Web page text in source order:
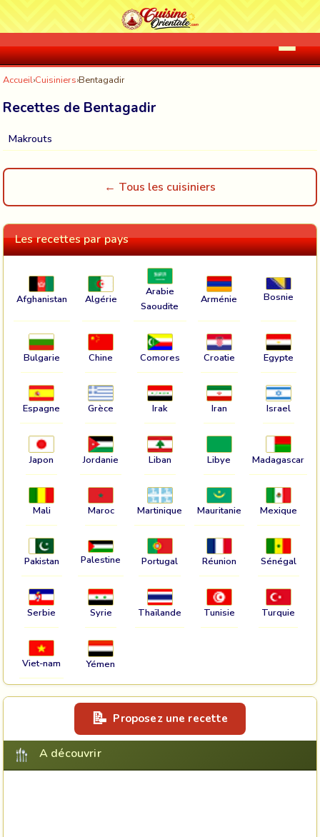
Accueil›Cuisiniers›Bentagadir
Recettes de Bentagadir
Makrouts
← Tous les cuisiniers
Les recettes par pays
Afghanistan Algérie
Arabie
Saoudite
Arménie Bosnie
Bulgarie Chine Comores Croatie Egypte
Espagne Grèce Irak Iran Israel
Japon Jordanie Liban Libye Madagascar
Mali Maroc Martinique Mauritanie Mexique
Pakistan Palestine Portugal Réunion Sénégal
Serbie Syrie Thaïlande Tunisie Turquie
Viet-nam Yémen
Proposez une recette
A découvrir